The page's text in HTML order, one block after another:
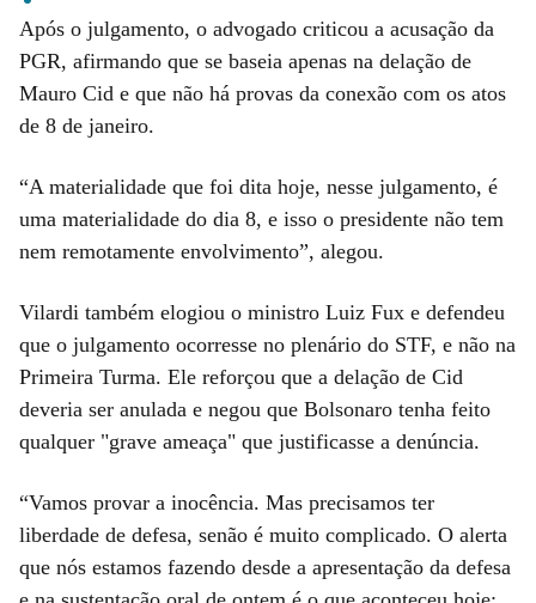
Após o julgamento, o advogado criticou a acusação da
PGR, afirmando que se baseia apenas na delação de
Mauro Cid e que não há provas da conexão com os atos
de 8 de janeiro.
“A materialidade que foi dita hoje, nesse julgamento, é
uma materialidade do dia 8, e isso o presidente não tem
nem remotamente envolvimento”, alegou.
Vilardi também elogiou o ministro Luiz Fux e defendeu
que o julgamento ocorresse no plenário do STF, e não na
Primeira Turma. Ele reforçou que a delação de Cid
deveria ser anulada e negou que Bolsonaro tenha feito
qualquer "grave ameaça" que justificasse a denúncia.
“Vamos provar a inocência. Mas precisamos ter
liberdade de defesa, senão é muito complicado. O alerta
que nós estamos fazendo desde a apresentação da defesa